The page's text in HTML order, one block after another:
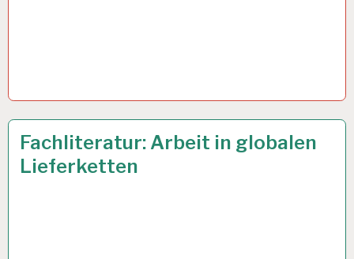
ARBEIT
UND
GESUNDHEIT…
Fachliteratur: Arbeit in globalen
Lieferketten
12 MAI 2022